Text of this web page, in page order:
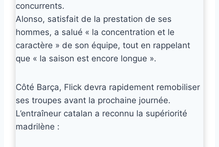
concurrents.
Alonso, satisfait de la prestation de ses
hommes, a salué « la concentration et le
caractère » de son équipe, tout en rappelant
que « la saison est encore longue ».
Côté Barça, Flick devra rapidement remobiliser
ses troupes avant la prochaine journée.
L’entraîneur catalan a reconnu la supériorité
madrilène :